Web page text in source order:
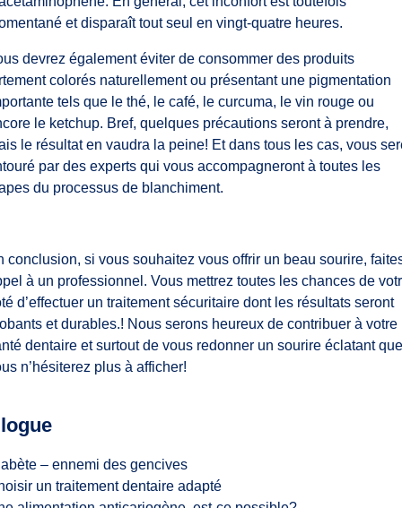
et disparaît tout seul en vingt-quatre heures.
devrez également éviter de consommer des produits
colorés naturellement ou présentant une pigmentation
tels que le thé, le café, le curcuma, le vin rouge ou
le ketchup. Bref, quelques précautions seront à prendre,
le résultat en vaudra la peine! Et dans tous les cas, vous
par des experts qui vous accompagneront à toutes les
du processus de blanchiment.
conclusion, si vous souhaitez vous offrir un beau sourire,
à un professionnel. Vous mettrez toutes les chances de
d’effectuer un traitement sécuritaire dont les résultats seront
et durables.! Nous serons heureux de contribuer à votre
dentaire et surtout de vous redonner un sourire éclatant que
n’hésiterez plus à afficher!
– ennemi des gencives
un traitement dentaire adapté